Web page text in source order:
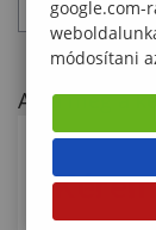
Adja meg a
módosítani